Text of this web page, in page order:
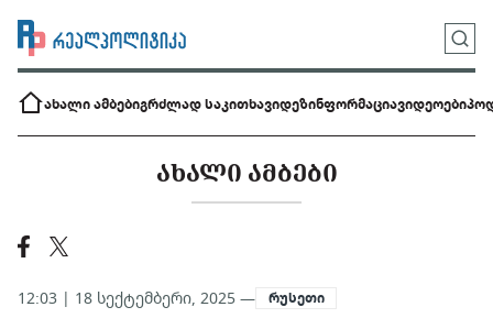
ახალი ამბებიგრძლად საკითხავიდეზინფორმაციავიდეოები
ᲐᲮᲐᲚᲘ ᲐᲛᲑᲔᲑᲘ
12:03 | 18 სექტემბერი, 2025 — რუსეთი